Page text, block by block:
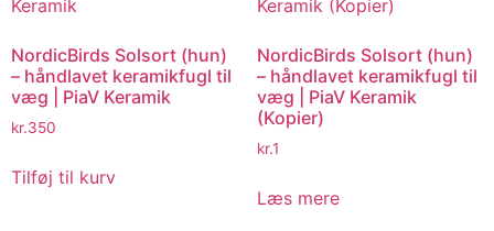
NordicBirds Solsort (hun)
– håndlavet keramikfugl til
væg | PiaV Keramik
kr.350
Tilføj til kurv
NordicBirds Solsort (hun)
– håndlavet keramikfugl til
væg | PiaV Keramik
(Kopier)
kr.1
Læs mere